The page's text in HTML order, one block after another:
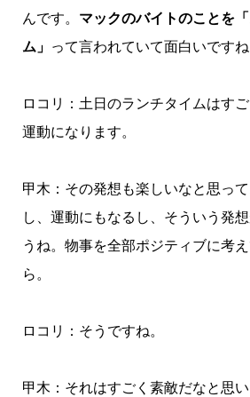
んです。 マックのバイトのことを
ム」 って言われていて面白いですね
ロコリ：土日のランチタイムはす
運動になります。
甲木：その発想も楽しいなと思っ
し、運動にもなるし、そういう発
うね。物事を全部ポジティブに考
ら。
ロコリ：そうですね。
甲木：それはすごく素敵だなと思